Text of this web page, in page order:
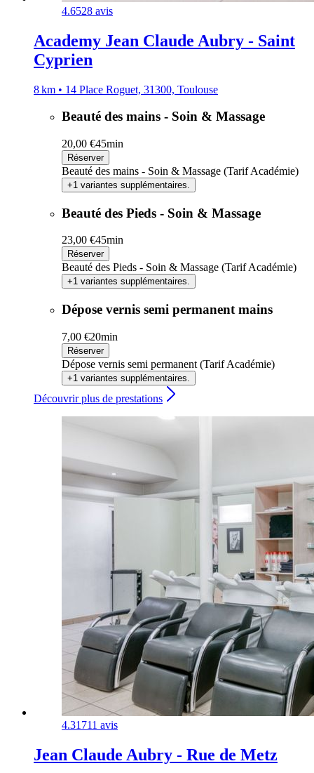
4.6528 avis
Academy Jean Claude Aubry - Saint
Cyprien
8 km • 14 Place Roguet, 31300, Toulouse
Beauté des mains - Soin & Massage
20,00 €45min
Réserver
Beauté des mains - Soin & Massage (Tarif Académie)
+1 variantes supplémentaires.
Beauté des Pieds - Soin & Massage
23,00 €45min
Réserver
Beauté des Pieds - Soin & Massage (Tarif Académie)
+1 variantes supplémentaires.
Dépose vernis semi permanent mains
7,00 €20min
Réserver
Dépose vernis semi permanent (Tarif Académie)
+1 variantes supplémentaires.
Découvrir plus de prestations
4.31711 avis
Jean Claude Aubry - Rue de Metz